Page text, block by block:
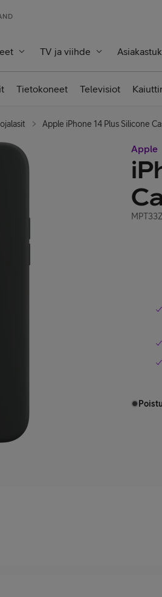
TV ja viihde
Tietokoneet Televisiot
Apple iPhone 14 Plus Silicone
Apple